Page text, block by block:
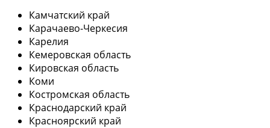
Камчатский край
Карачаево-Черкесия
Карелия
Кемеровская область
Кировская область
Коми
Костромская область
Краснодарский край
Красноярский край